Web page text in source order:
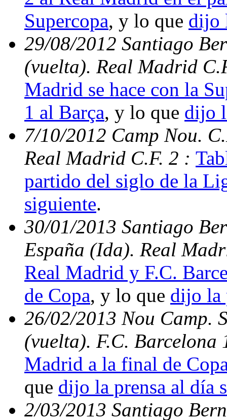
Supercopa, y lo que dijo
29/08/2012 Santiago
(vuelta). Real Madrid
Madrid se hace con la
1 al Barça, y lo que dijo
7/10/2012 Camp Nou.
Real Madrid C.F. 2 :
partido del siglo de la
siguiente.
30/01/2013 Santiago
España (Ida). Real
Real Madrid y F.C.
de Copa, y lo que dijo la
26/02/2013 Nou Camp.
(vuelta). F.C.
Madrid a la final de
que dijo la prensa al día
2/03/2013 Santiago